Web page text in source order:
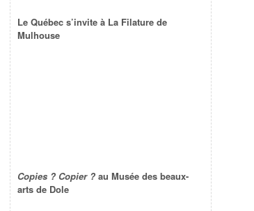
Le Québec s’invite à La Filature de
Mulhouse
Copies ? Copier ? au Musée des beaux-
arts de Dole